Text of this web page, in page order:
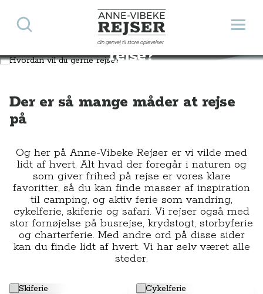
Anne-Vibeke Rejser
din genvej til store oplevelser
Åbn
Søg
Hvordan vil du gerne
rejse?
Der er så mange måder at rejse
på
Og her på Anne-Vibeke Rejser er vi vilde med
lidt af hvert. Alt hvad der foregår i naturen og
som giver frihed på rejse er vores klare
favoritter, så du kan finde masser af inspiration
til camping, og aktiv ferie som vandring,
cykelferie, skiferie og safari. Vi rejser også med
stor fornøjelse på busrejse, krydstogt, storbyferie
og charterferie. Med andre ord på disse sider
kan du finde lidt af hvert. Vi har selv været alle
steder.